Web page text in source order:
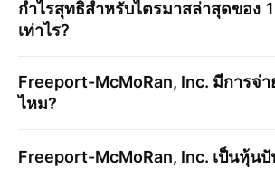
กำไรสุทธิสำหรับไตรมาสล่าสุดของ
เท่าไร?
Freeport-McMoRan, Inc. มีการจ่า
ไหม?
Freeport-McMoRan, Inc. เป็นหุ้น